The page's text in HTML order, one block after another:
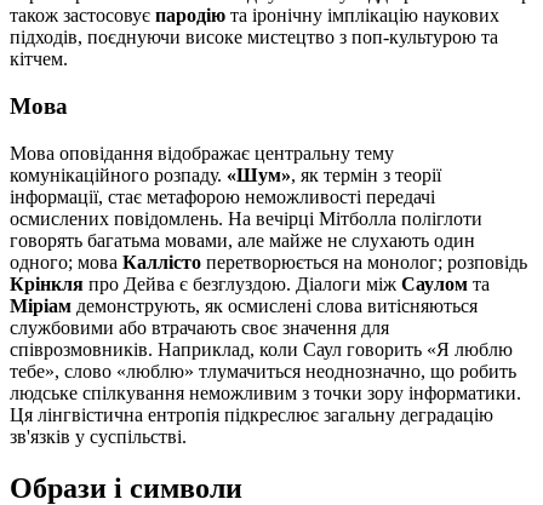
також застосовує пародію та іронічну імплікацію наукових
підходів, поєднуючи високе мистецтво з поп-культурою та
кітчем.
Мова
Мова оповідання відображає центральну тему
комунікаційного розпаду. «Шум», як термін з теорії
інформації, стає метафорою неможливості передачі
осмислених повідомлень. На вечірці Мітболла поліглоти
говорять багатьма мовами, але майже не слухають один
одного; мова Каллісто перетворюється на монолог; розповідь
Крінкля про Дейва є безглуздою. Діалоги між Саулом та
Міріам демонструють, як осмислені слова витісняються
службовими або втрачають своє значення для
співрозмовників. Наприклад, коли Саул говорить «Я люблю
тебе», слово «люблю» тлумачиться неоднозначно, що робить
людське спілкування неможливим з точки зору інформатики.
Ця лінгвістична ентропія підкреслює загальну деградацію
зв'язків у суспільстві.
Образи і символи